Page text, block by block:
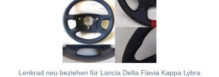
Lenkrad neu beziehen für Lancia Delta Flavia Kappa Lybra